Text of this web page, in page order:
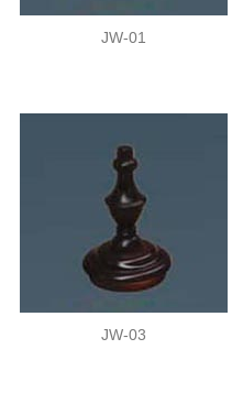
JW-01
JW-03